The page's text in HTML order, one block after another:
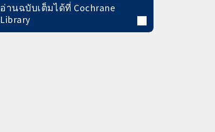
อ่านฉบับเต็มได้ที่ Cochrane
Library